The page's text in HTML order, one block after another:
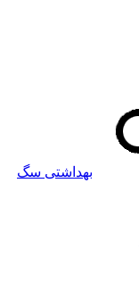
بهداشتی سگ